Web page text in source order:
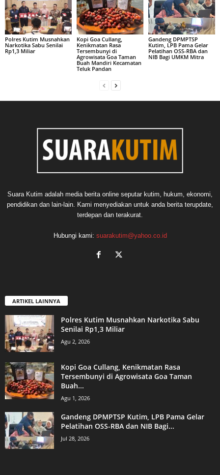
Polres Kutim Musnahkan
Narkotika Sabu Senilai
Rp1,3 Miliar
Kopi Goa Cullang,
Kenikmatan Rasa
Tersembunyi di
Agrowisata Goa Taman
Buah Mandiri Kecamatan
Teluk Pandan
Gandeng DPMPTSP
Kutim, LPB Pama Gelar
Pelatihan OSS-RBA dan
NIB Bagi UMKM Mitra
Suara Kutim adalah media berita online seputar kutim, hukum, ekonomi,
pendidikan dan lain-lain. Kami menyediakan untuk anda berita terupdate,
terdepan dan terakurat.
Hubungi kami: suarakutim@yahoo.co.id
ARTIKEL LAINNYA
Polres Kutim Musnahkan Narkotika Sabu
Senilai Rp1,3 Miliar
Agu 2, 2026
Kopi Goa Cullang, Kenikmatan Rasa
Tersembunyi di Agrowisata Goa Taman
Buah...
Agu 1, 2026
Gandeng DPMPTSP Kutim, LPB Pama Gelar
Pelatihan OSS-RBA dan NIB Bagi...
Jul 28, 2026